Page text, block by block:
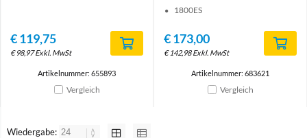
€119,75
€98,97 Exkl. MwSt
Artikelnummer: 655893
Vergleich
1800ES
€173,00
€142,98 Exkl. MwSt
Artikelnummer: 683621
Vergleich
Wiedergabe: